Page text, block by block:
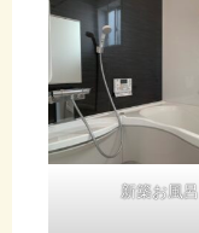
新築お風呂